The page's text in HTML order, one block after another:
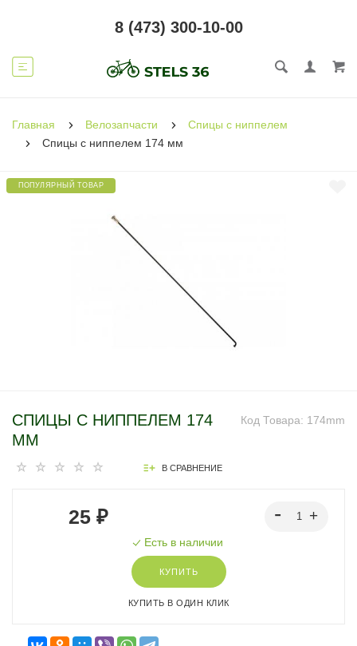
8 (473) 300-10-00
Главная Велозапчасти
Спицы с ниппелем
Спицы с ниппелем 174 мм
ПОПУЛЯРНЫЙ ТОВАР
Код Товара: 174mm
СПИЦЫ С НИППЕЛЕМ 174
ММ
В СРАВНЕНИЕ
25 ₽
Есть в наличии
КУПИТЬ
КУПИТЬ В ОДИН КЛИК